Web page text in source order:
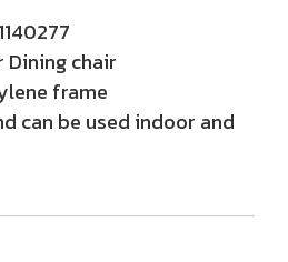
Dining chair
frame
can be used indoor and